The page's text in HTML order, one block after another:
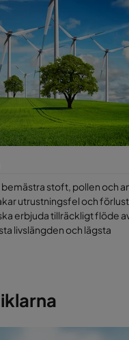
er att optimera er
mest förutsägbara
Camfil till att er
som vi förutspår
system eller bara vill
oss om hur vi kan
drifts- och
Kanske är ni
stoft, pollen och
utrustningsfel och
erbjuda tillräckligt flöde
livslängden och lägsta